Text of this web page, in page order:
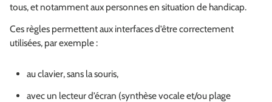
tous, et notamment aux personnes en situation de handicap.
Ces règles permettent aux interfaces d’être correctement
utilisées, par exemple :
au clavier, sans la souris,
avec un lecteur d’écran (synthèse vocale et/ou plage